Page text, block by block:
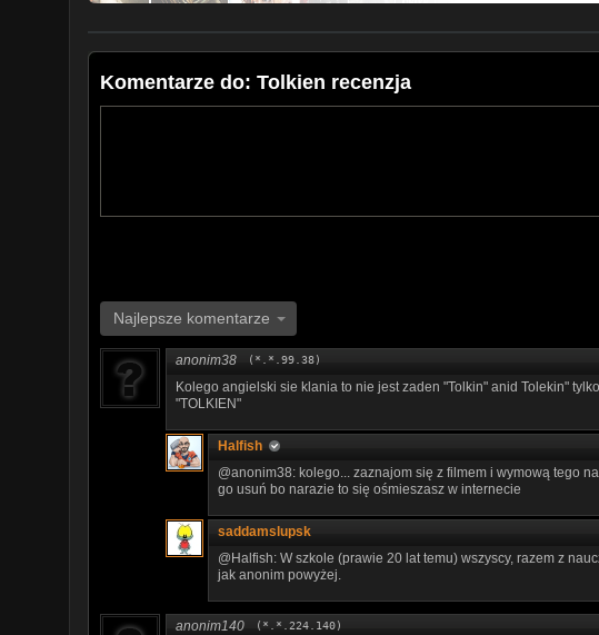
Komentarze do: Tolkien recenzja
Najlepsze komentarze
anonim38 (*.*.99.38)
Kolego angielski sie klania to nie jest zaden "Tolkin" anid Tolekin"
"TOLKIEN"
Halfish
@anonim38: kolego... zaznajom się z filmem i wymową tego
go usuń bo narazie to się ośmieszasz w internecie
saddamslupsk
@Halfish: W szkole (prawie 20 lat temu) wszyscy, razem z
jak anonim powyżej.
anonim140 (*.*.224.140)